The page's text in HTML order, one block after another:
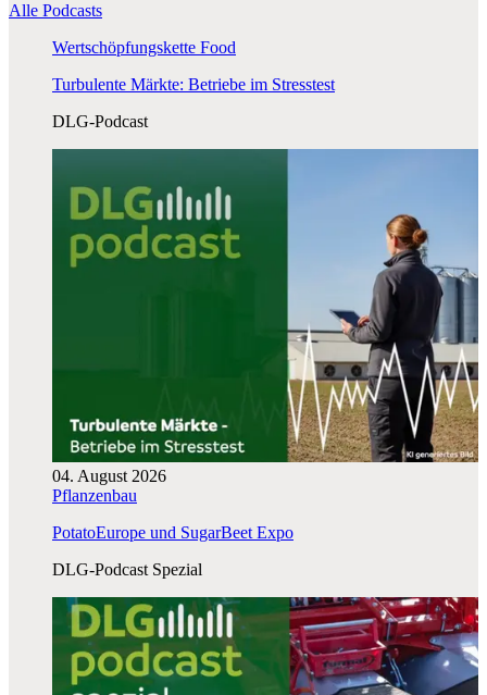
Alle Podcasts
Wertschöpfungskette Food
Turbulente Märkte: Betriebe im Stresstest
DLG-Podcast
04. August 2026
Pflanzenbau
PotatoEurope und SugarBeet Expo
DLG-Podcast Spezial